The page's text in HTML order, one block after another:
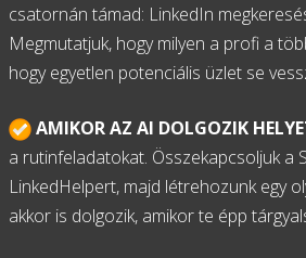
csatornán támad: LinkedIn
Megmutatjuk, hogy milyen a profi a
hogy egyetlen potenciális üzlet se
AMIKOR AZ AI DOLGOZIK
a rutinfeladatokat. Összekapcsoljuk a
LinkedHelpert, majd létrehozunk egy
akkor is dolgozik, amikor te épp